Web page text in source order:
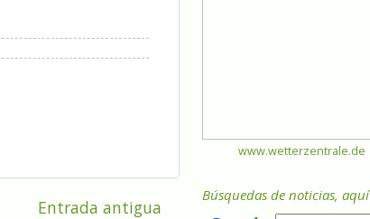
Entrada antigua
www.wetterzentrale.de
Búsquedas de noticias, aquí